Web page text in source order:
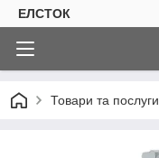
ЕЛСТОК
Товари та послуги